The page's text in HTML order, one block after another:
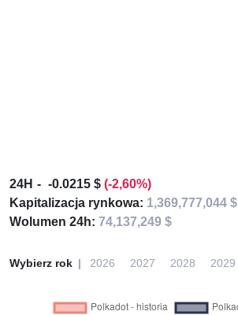
24H -0.0215 $ (-2,60%)
Kapitalizacja rynkowa: 1,369,777,044 $
Wolumen 24h: 74,137,249 $
Wybierz rok 2026 2027 2028 2029